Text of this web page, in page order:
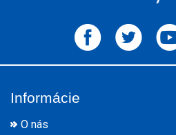
Informácie
O nás